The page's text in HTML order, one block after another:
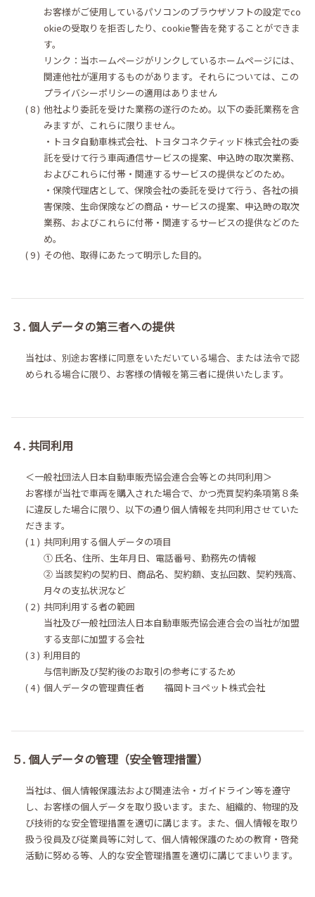
お客様がご使用しているパソコンのブラウザソフトの設定でco
okieの受取りを拒否したり、cookie警告を発することができま
す。
リンク：当ホームページがリンクしているホームページには、
関連他社が運用するものがあります。それらについては、この
プライバシーポリシーの適用はありません
他社より委託を受けた業務の遂行のため。以下の委託業務を含
みますが、これらに限りません。
・トヨタ自動車株式会社、トヨタコネクティッド株式会社の委
託を受けて行う車両通信サービスの提案、申込時の取次業務、
およびこれらに付帯・関連するサービスの提供などのため。
・保険代理店として、保険会社の委託を受けて行う、各社の損
害保険、生命保険などの商品・サービスの提案、申込時の取次
業務、およびこれらに付帯・関連するサービスの提供などのた
め。
その他、取得にあたって明示した目的。
３. 個人データの第三者への提供
当社は、別途お客様に同意をいただいている場合、または法令で認
められる場合に限り、お客様の情報を第三者に提供いたします。
４. 共同利用
＜一般社団法人日本自動車販売協会連合会等との共同利用＞
お客様が当社で車両を購入された場合で、かつ売買契約条項第８条
に違反した場合に限り、以下の通り個人情報を共同利用させていた
だきます。
共同利用する個人データの項目
① 氏名、住所、生年月日、電話番号、勤務先の情報
② 当該契約の契約日、商品名、契約額、支払回数、契約残高、
月々の支払状況など
共同利用する者の範囲
当社及び一般社団法人日本自動車販売協会連合会の当社が加盟
する支部に加盟する会社
利用目的
与信判断及び契約後のお取引の参考にするため
個人データの管理責任者 福岡トヨペット株式会社
５. 個人データの管理（安全管理措置）
当社は、個人情報保護法および関連法令・ガイドライン等を遵守
し、お客様の個人データを取り扱います。また、組織的、物理的及
び技術的な安全管理措置を適切に講じます。また、個人情報を取り
扱う役員及び従業員等に対して、個人情報保護のための教育・啓発
活動に努める等、人的な安全管理措置を適切に講じてまいります。